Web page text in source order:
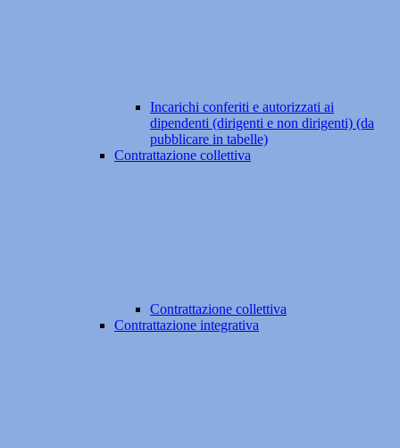
Incarichi conferiti e autorizzati ai
dipendenti (dirigenti e non dirigenti) (da
pubblicare in tabelle)
Contrattazione collettiva
Contrattazione collettiva
Contrattazione integrativa